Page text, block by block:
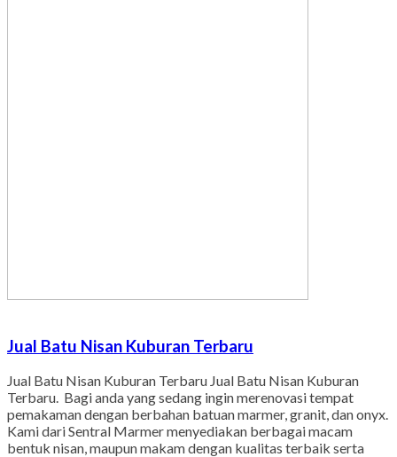
Jual Batu Nisan Kuburan Terbaru
Jual Batu Nisan Kuburan Terbaru Jual Batu Nisan Kuburan
Terbaru. Bagi anda yang sedang ingin merenovasi tempat
pemakaman dengan berbahan batuan marmer, granit, dan onyx.
Kami dari Sentral Marmer menyediakan berbagai macam
bentuk nisan, maupun makam dengan kualitas terbaik serta